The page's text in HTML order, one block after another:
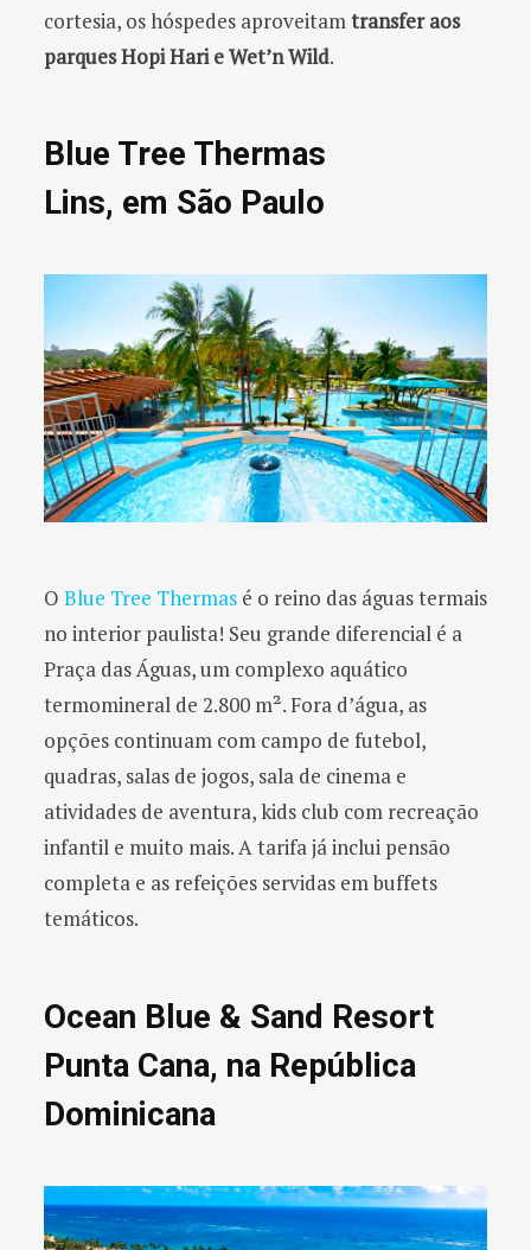
cortesia, os hóspedes aproveitamtransfer aos
parques Hopi Hari e Wet’n Wild.
Blue Tree Thermas
Lins, em São Paulo
O Blue Tree Thermas é o reino das águas termais
no interior paulista! Seu grande diferencial é a
Praça das Águas, um complexo aquático
termomineral de 2.800 m². Fora d’água, as
opções continuam com campo de futebol,
quadras, salas de jogos, sala de cinema e
atividades de aventura, kids club com recreação
infantil e muito mais. A tarifa já inclui pensão
completa e as refeições servidas em buffets
temáticos.
Ocean Blue & Sand Resort
Punta Cana, na República
Dominicana